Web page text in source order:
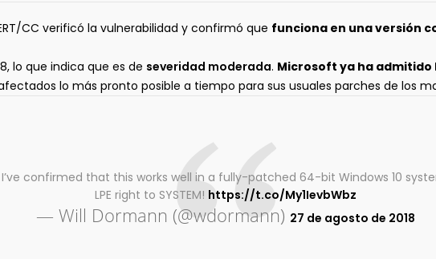
CC verificó la vulnerabilidad y confirmó que funciona en una versión
lo que indica que es de severidad moderada. Microsoft ya ha admitido
lo más pronto posible a tiempo para sus usuales parches de los
I’ve confirmed that this works well in a fully-patched 64-bit Windows 10
LPE right to SYSTEM! https://t.co/My1IevbWbz
— Will Dormann (@wdormann) 27 de agosto de 2018